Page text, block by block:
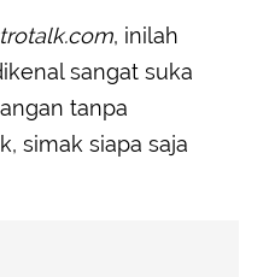
, inilah
sangat suka
tanpa
simak siapa saja